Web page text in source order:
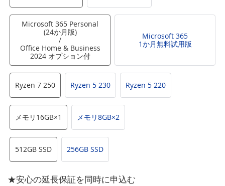
Microsoft 365 Personal
(24か月版)
/
Office Home & Business
2024 オプション付
Microsoft 365
1か月無料試用版
Ryzen 7 250 Ryzen 5 230 Ryzen 5 220
メモリ16GB×1 メモリ8GB×2
512GB SSD 256GB SSD
★安心の延長保証を同時に申込む